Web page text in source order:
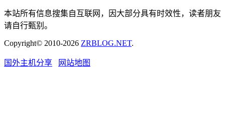
本站所有信息搜集自互联网，因大部分具有时效性，读者朋友
请自行甄别。
Copyright© 2010-2026 ZRBLOG.NET.
国外主机分享 网站地图